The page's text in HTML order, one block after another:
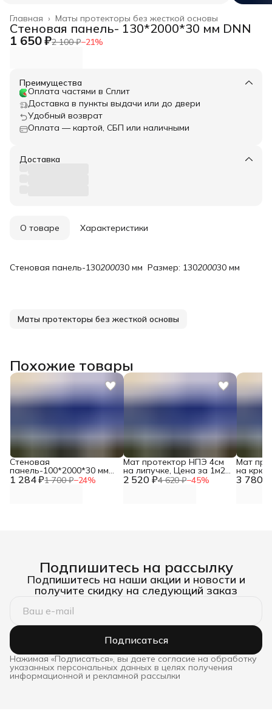
Маты протекторы без жесткой основы
Главная ›
Стеновая панель- 130*2000*30 мм DNN
1 650 ₽2 100 ₽−21%
Преимущества
Оплата частями в Сплит
Доставка в пункты выдачи или до двери
Удобный возврат
Оплата — картой, СБП или наличными
Доставка
О товаре Характеристики
Стеновая панель-130200030 мм Размер: 130200030 мм
Маты протекторы без жесткой основы
Похожие товары
1 284 ₽1 700 ₽−24%
Стеновая
панель-100*2000*30 мм
DNN 2 520 ₽4 620 ₽−45%
Мат протектор НПЭ 4см
на липучке, Цена за 1м2
DNN 3 780 ₽
Мат
на
DNN
Подпишитесь на рассылку
Подпишитесь на наши акции и новости и
получите скидку на следующий заказ
Подписаться
Нажимая «Подписаться», вы даете согласие на обработку
указанных персональных данных в целях получения
информационной и рекламной рассылки